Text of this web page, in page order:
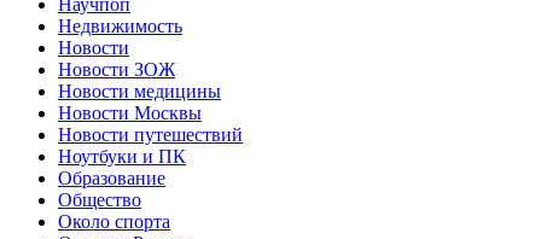
Недвижимость
Новости
Новости ЗОЖ
Новости медицины
Новости Москвы
Новости путешествий
Ноутбуки и ПК
Образование
Общество
Около спорта